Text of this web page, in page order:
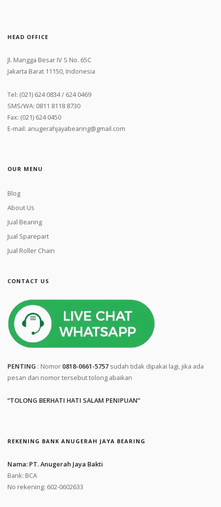
HEAD OFFICE
Jl. Mangga Besar IV S No. 65C
Jakarta Barat 11150, Indonesia
Tel: (021) 624 0834 / 624 0469
SMS/WA: 0811 8118 8730
Fax: (021) 624 0450
E-mail: anugerahjayabearing@gmail.com
OUR MENU
Blog
About Us
Jual Bearing
Jual Sparepart
Jual Roller Chain
CONTACT US
PENTING : Nomor 0818-0661-5757 sudah tidak dipakai lagi, jika ada
pesan dari nomor tersebut tolong abaikan
“TOLONG BERHATI HATI SALAM PENIPUAN”
REKENING BANK ANUGERAH JAYA BEARING
Nama: PT. Anugerah Jaya Bakti
Bank: BCA
No rekening: 602-0602633